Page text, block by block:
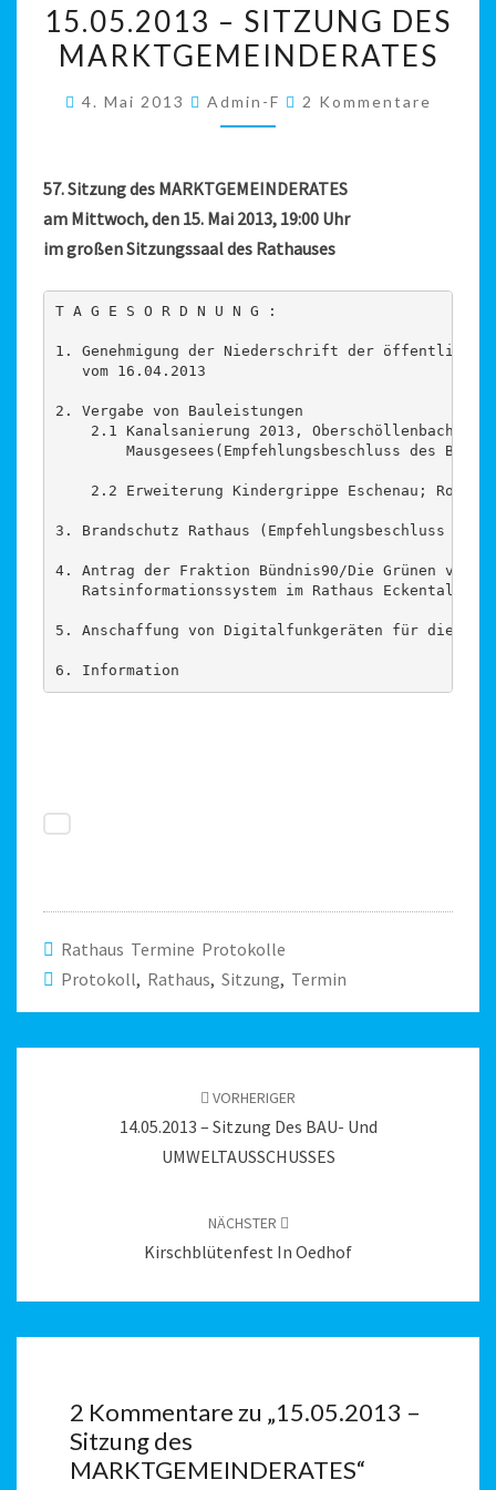
–
SITZUNG
MARKTGEMEINDERATES
15.05.2013 – SITZUNG DES
MARKTGEMEINDERATES
4. Mai 2013 Admin-F Kommentare
2 Kommentare
57. Sitzung des MARKTGEMEINDERATES
am Mittwoch, den 15. Mai 2013, 19:00 Uhr
im großen Sitzungssaal des Rathauses
T A G E S O R D N U N G :
1. Genehmigung der Niederschrift der öffentlichen
   vom 16.04.2013
2. Vergabe von Bauleistungen
2.1 Kanalsanierung 2013, Oberschöllenbach 2.
Mausgesees(Empfehlungsbeschluss des Bau-
2.2 Erweiterung Kindergrippe Eschenau;
3. Brandschutz Rathaus (Empfehlungsbeschluss des
4. Antrag der Fraktion Bündnis90/Die Grünen vom
   Ratsinformationssystem im Rathaus Eckental
5. Anschaffung von Digitalfunkgeräten für die
6. Information
Rathaus Termine Protokolle
Protokoll, Rathaus, Sitzung, Termin
VORHERIGER
14.05.2013 – Sitzung Des BAU- Und
UMWELTAUSSCHUSSES
NÄCHSTER
Kirschblütenfest In Oedhof
2 Kommentare zu „15.05.2013 –
Sitzung des
MARKTGEMEINDERATES“